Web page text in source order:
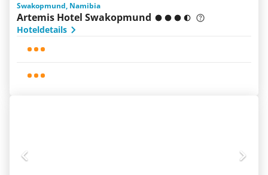
Swakopmund, Namibia
Artemis Hotel Swakopmund
Hoteldetails